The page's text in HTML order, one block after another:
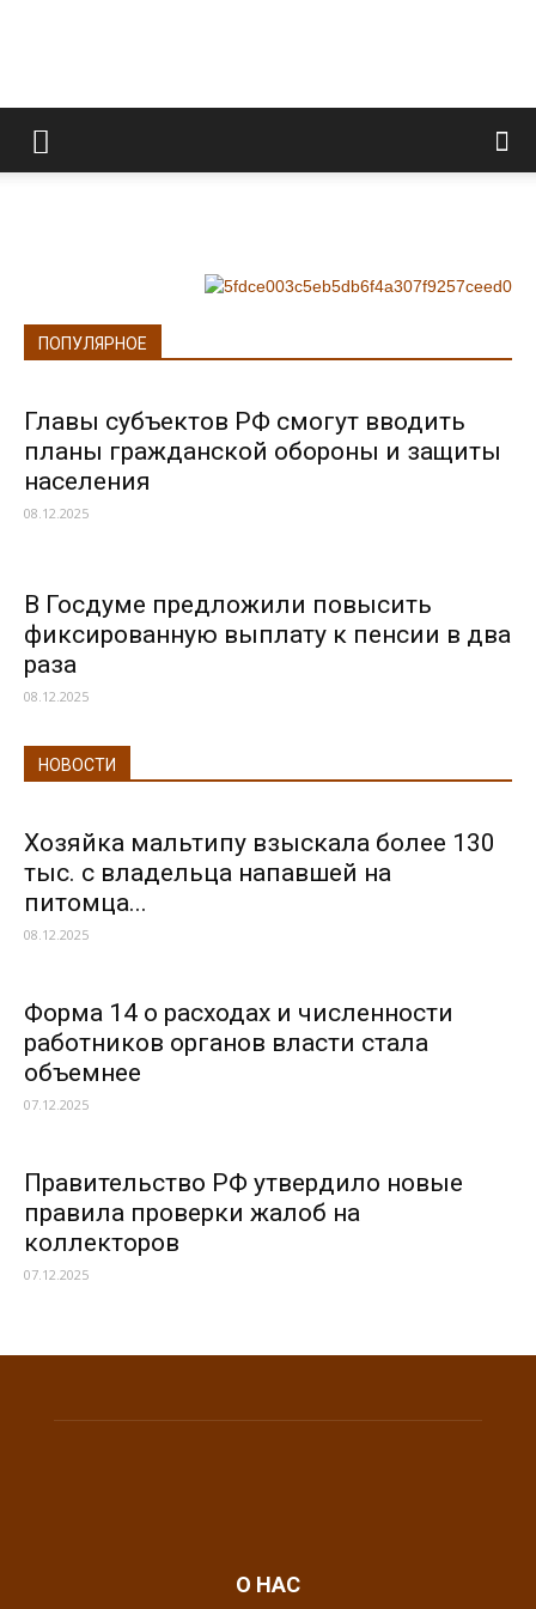
Информационно
ПОПУЛЯРНОЕ
Главы субъектов РФ смогут вводить
планы гражданской обороны и защиты
населения
08.12.2025
В Госдуме предложили повысить
фиксированную выплату к пенсии в два
раза
08.12.2025
НОВОСТИ
Хозяйка мальтипу взыскала более 130
тыс. с владельца напавшей на
питомца...
08.12.2025
Форма 14 о расходах и численности
работников органов власти стала
объемнее
07.12.2025
Правительство РФ утвердило новые
правила проверки жалоб на
коллекторов
07.12.2025
О НАС